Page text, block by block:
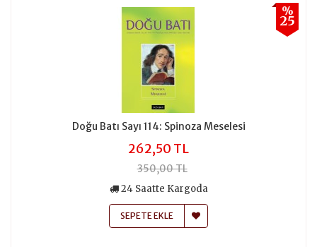
%
25
Doğu Batı Sayı 114: Spinoza Meselesi
262,50 TL
350,00 TL
24 Saatte Kargoda
SEPETE EKLE